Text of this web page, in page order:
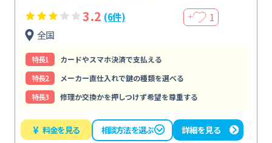
3.2 (6件) ＋ 1
全国
特⻑1
カードやスマホ決済で支払える
特⻑2
メーカー直仕入れで鍵の種類を選べる
特⻑3
修理か交換かを押しつけず希望を尊重する
¥ 料金を見る 相談方法を選ぶ 詳細を見る